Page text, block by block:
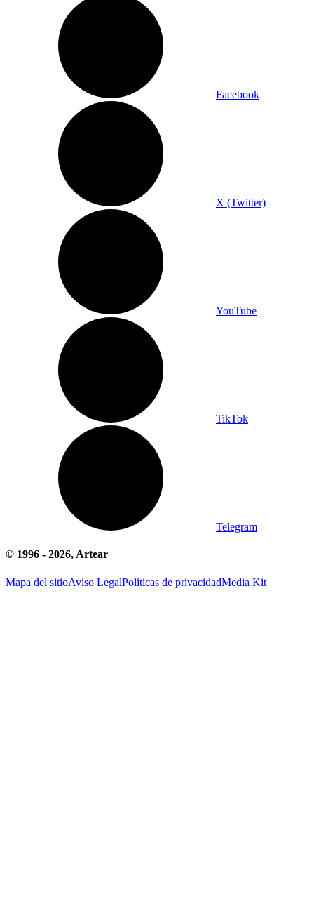
Facebook
X (Twitter)
YouTube
TikTok
Telegram
© 1996 - 2026, Artear
Mapa del sitioAviso LegalPolíticas de privacidadMedia Kit